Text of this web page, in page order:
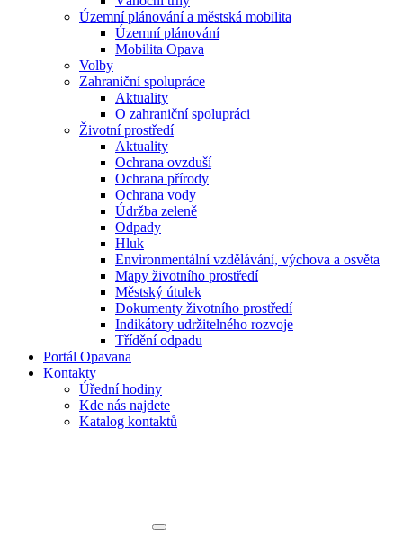
Územní plánování a městská mobilita
Územní plánování
Mobilita Opava
Volby
Zahraniční spolupráce
Aktuality
O zahraniční spolupráci
Životní prostředí
Aktuality
Ochrana ovzduší
Ochrana přírody
Ochrana vody
Údržba zeleně
Odpady
Hluk
Environmentální vzdělávání, výchova a osvěta
Mapy životního prostředí
Městský útulek
Dokumenty životního prostředí
Indikátory udržitelného rozvoje
Třídění odpadu
Portál Opavana
Kontakty
Úřední hodiny
Kde nás najdete
Katalog kontaktů